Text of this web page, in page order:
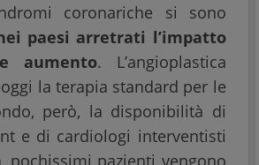
coronariche si sono
paesi arretrati l’impatto
aumento. L’angioplastica
la terapia standard per le
però, la disponibilità di
e di cardiologi interventisti
pochissimi pazienti vengono